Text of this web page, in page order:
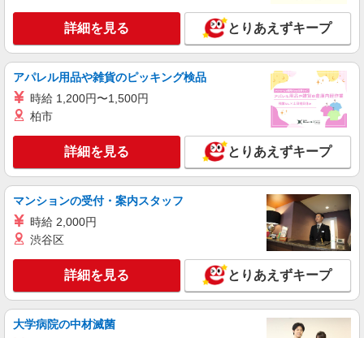
≪宗像市≫夜勤なし！未経験・ブランクOKの
デイスタッフ
時給1450円〜2062円 ＜日払い有/週払い有/交
宗像市内≪最寄り駅：赤間駅≫
キープ 詳細を見る
派遣社員
株式会社ニッソーネット福岡支社
小規模多機能施設の介護士（無資格可）
初任者以上：時給1450円〜1812円 無資格の
方：時給1350円〜1687円
福岡県宗像市
キープ 詳細を見る
詳細を見る とりあえずキープ
アパレル用品や雑貨のピッキング検品
時給 1,200円〜1,500円
柏市
詳細を見る とりあえずキープ
マンションの受付・案内スタッフ
時給 2,000円
渋谷区
詳細を見る とりあえずキープ
大学病院の中材滅菌